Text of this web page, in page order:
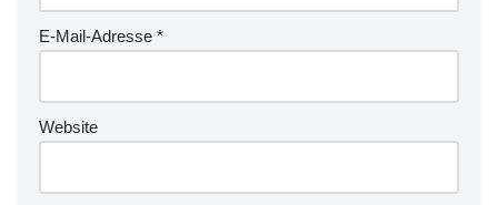
E-Mail-Adresse *
Website